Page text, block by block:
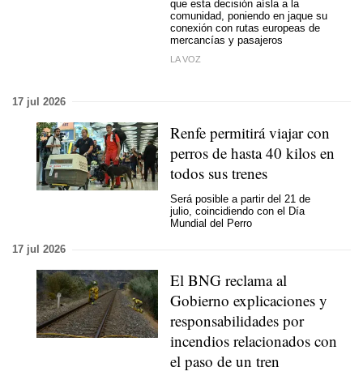
que esta decisión aísla a la
comunidad, poniendo en jaque su
conexión con rutas europeas de
mercancías y pasajeros
LA VOZ
17 jul 2026
Renfe permitirá viajar con
perros de hasta 40 kilos en
todos sus trenes
Será posible a partir del 21 de
julio, coincidiendo con el Día
Mundial del Perro
17 jul 2026
El BNG reclama al
Gobierno explicaciones y
responsabilidades por
incendios relacionados con
el paso de un tren